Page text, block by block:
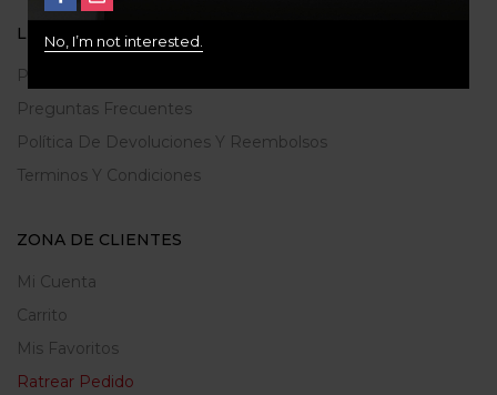
No, I’m not interested.
LEGALES
Politica De Privacidad
Preguntas Frecuentes
Política De Devoluciones Y Reembolsos
Terminos Y Condiciones
ZONA DE CLIENTES
Mi Cuenta
Carrito
Mis Favoritos
Ratrear Pedido